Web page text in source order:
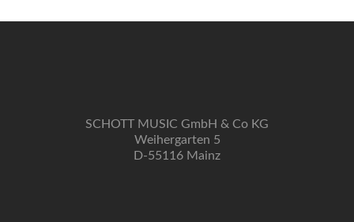
SCHOTT MUSIC GmbH & Co KG
Weihergarten 5
D-55116 Mainz